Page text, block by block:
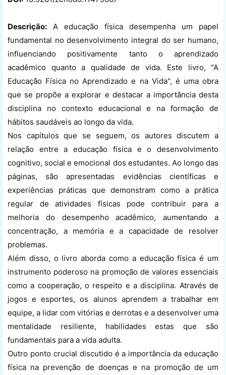
Descrição: A educação física desempenha um papel
fundamental no desenvolvimento integral do ser humano,
influenciando positivamente tanto o aprendizado
acadêmico quanto a qualidade de vida. Este livro, "A
Educação Física no Aprendizado e na Vida", é uma obra
que se propõe a explorar e destacar a importância desta
disciplina no contexto educacional e na formação de
hábitos saudáveis ao longo da vida.
Nos capítulos que se seguem, os autores discutem a
relação entre a educação física e o desenvolvimento
cognitivo, social e emocional dos estudantes. Ao longo das
páginas, são apresentadas evidências científicas e
experiências práticas que demonstram como a prática
regular de atividades físicas pode contribuir para a
melhoria do desempenho acadêmico, aumentando a
concentração, a memória e a capacidade de resolver
problemas.
Além disso, o livro aborda como a educação física é um
instrumento poderoso na promoção de valores essenciais
como a cooperação, o respeito e a disciplina. Através de
jogos e esportes, os alunos aprendem a trabalhar em
equipe, a lidar com vitórias e derrotas e a desenvolver uma
mentalidade resiliente, habilidades estas que são
fundamentais para a vida adulta.
Outro ponto crucial discutido é a importância da educação
física na prevenção de doenças e na promoção de um